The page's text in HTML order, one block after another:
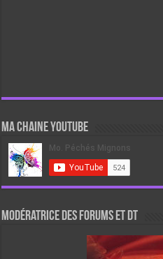
Ma chaine Youtube
Modératrice des forums et DT